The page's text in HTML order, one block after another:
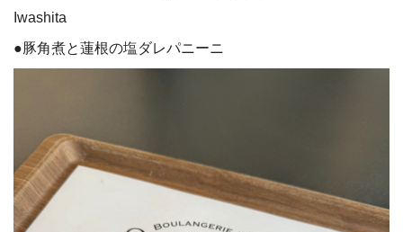
Iwashita
●豚角煮と蓮根の塩ダレパニーニ